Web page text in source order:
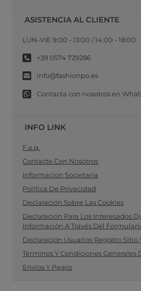
ASISTENCIA AL CLIENTE
LUN-VIE 9:00 - 13:00 / 14:00 - 18:00
+39 0574 729286
info@fashionpo.es
Contacta con nosotros en
INFO LINK
F.a.q.
Contacte Con Nosotros
Informacion Societaria
Política De Privacidad
Declaración Sobre Las Cookies
Declaración Para Los Interesados
Información A Través Del
Declaración Usuarios Registro Sitio
Términos Y Condiciones Generales
Envíos Y Pagos